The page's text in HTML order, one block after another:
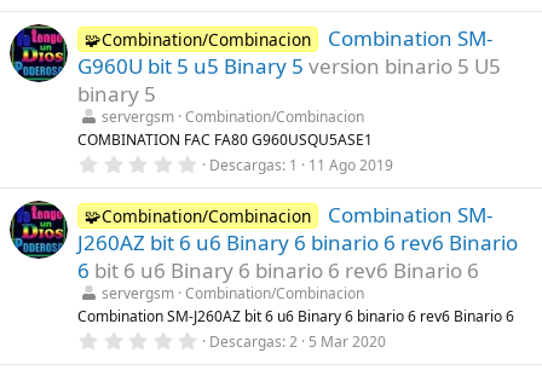
0
0
e
s
e
l
a
(
s
)
🧩Combination/Combinacion
Combination SM-
G960U bit 5 u5 Binary 5 version binario 5 U5
binary 5
servergsm Combination/Combinacion
COMBINATION FAC FA80 G960USQU5ASE1
0
0
0
e
s
t
r
e
l
a
Descargas 1 11 Ago 2019
🧩Combination/Combinacion
Combination SM-
J260AZ bit 6 u6 Binary 6 binario 6 rev6 Binario
6 bit 6 u6 Binary 6 binario 6 rev6 Binario 6
servergsm Combination/Combinacion
Combination SM-J260AZ bit 6 u6 Binary 6 binario 6 rev6 Binario 6
0 Descargas 2 5 Mar 2020